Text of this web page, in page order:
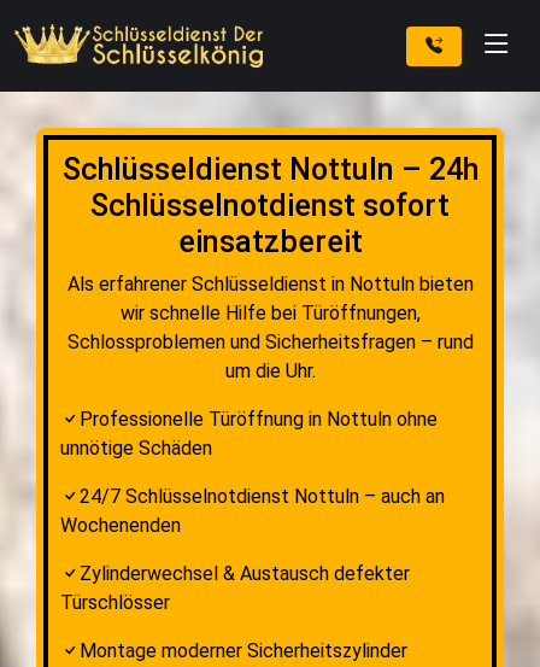
Schlüsseldienst Nottuln – 24h
Schlüsselnotdienst sofort
einsatzbereit
Als erfahrener Schlüsseldienst in Nottuln bieten
wir schnelle Hilfe bei Türöffnungen,
Schlossproblemen und Sicherheitsfragen – rund
um die Uhr.
Professionelle Türöffnung in Nottuln ohne
unnötige Schäden
24/7 Schlüsselnotdienst Nottuln – auch an
Wochenenden
Zylinderwechsel & Austausch defekter
Türschlösser
Montage moderner Sicherheitszylinder